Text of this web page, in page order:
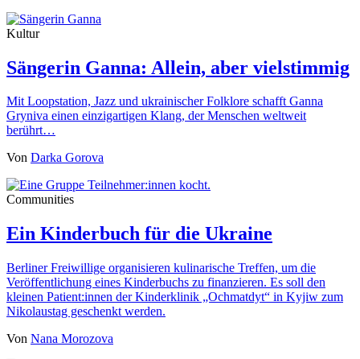
Kultur
Sängerin Ganna: Allein, aber vielstimmig
Mit Loopstation, Jazz und ukrainischer Folklore schafft Ganna
Gryniva einen einzigartigen Klang, der Menschen weltweit
berührt…
Von Darka Gorova
Communities
Ein Kinderbuch für die Ukraine
Berliner Freiwillige organisieren kulinarische Treffen, um die
Veröffentlichung eines Kinderbuchs zu finanzieren. Es soll den
kleinen Patient:innen der Kinderklinik „Ochmatdyt“ in Kyjiw zum
Nikolaustag geschenkt werden.
Von Nana Morozova